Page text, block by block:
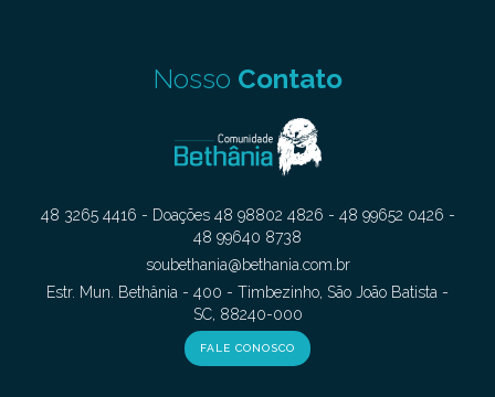
Nosso Contato
48 3265 4416 - Doações 48 98802 4826 - 48 99652 0426 -
48 99640 8738
soubethania@bethania.com.br
Estr. Mun. Bethânia - 400 - Timbezinho, São João Batista -
SC, 88240-000
FALE CONOSCO